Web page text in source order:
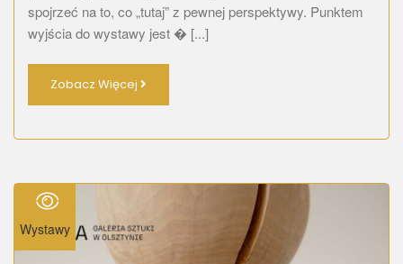
spojrzeć na to, co „tutaj” z pewnej perspektywy. Punktem
wyjścia do wystawy jest � [...]
Zobacz Więcej
Wystawy